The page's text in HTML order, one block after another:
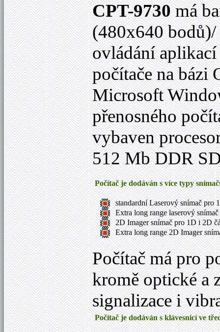
CPT-9730má
(480x640 bodů)/
ovládání
počítače na bázi
Microsoft
přenosného
vybaven
512 Mb DDR
Počítač je dodáván s více typy
standardní Laserový snímač
Extra long range laserový
2D Imager snímač pro 1D i 2D
Extra long range 2D Imager
Počítač má pro
kromě optické a
signalizace i
Počítač je dodáván s klávesnicí ve